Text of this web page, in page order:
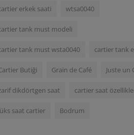
erkek saati wtsa0040
tank must modeli
tank must wsta0040 cartier tank
Butiği Grain de Café Juste un
dikdörtgen saat cartier saat
saat cartier Bodrum